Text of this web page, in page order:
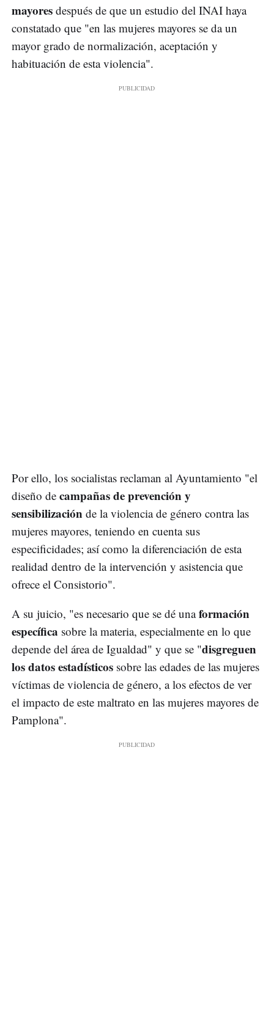
mayores después de que un estudio del INAI haya
constatado que "en las mujeres mayores se da un
mayor grado de normalización, aceptación y
habituación de esta violencia".
Por ello, los socialistas reclaman al Ayuntamiento "el
diseño de campañas de prevención y
sensibilización de la violencia de género contra las
mujeres mayores, teniendo en cuenta sus
especificidades; así como la diferenciación de esta
realidad dentro de la intervención y asistencia que
ofrece el Consistorio".
A su juicio, "es necesario que se dé unaformación
específica sobre la materia, especialmente en lo que
depende del área de Igualdad" y que se "disgreguen
los datos estadísticos sobre las edades de las mujeres
víctimas de violencia de género, a los efectos de ver
el impacto de este maltrato en las mujeres mayores de
Pamplona".